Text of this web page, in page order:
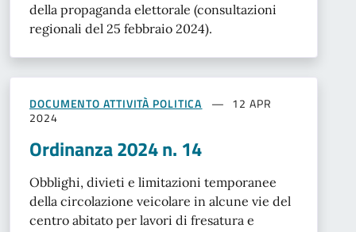
della propaganda elettorale (consultazioni
regionali del 25 febbraio 2024).
DOCUMENTO ATTIVITÀ POLITICA
12 APR
2024
Ordinanza 2024 n. 14
Obblighi, divieti e limitazioni temporanee
della circolazione veicolare in alcune vie del
centro abitato per lavori di fresatura e